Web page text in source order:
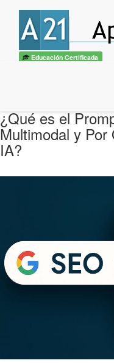
Educación Certificada
¿Qué es el
Multimodal y
IA?